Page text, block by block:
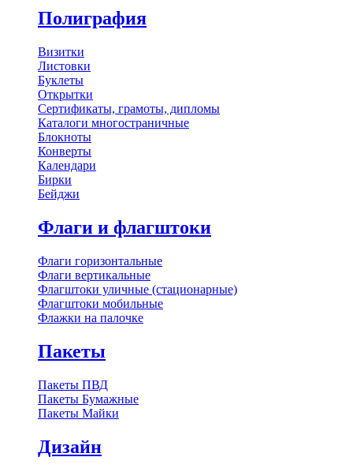
Полиграфия
Визитки
Листовки
Буклеты
Открытки
Сертификаты, грамоты, дипломы
Каталоги многостраничные
Блокноты
Конверты
Календари
Бирки
Бейджи
Флаги и флагштоки
Флаги горизонтальные
Флаги вертикальные
Флагштоки уличные (стационарные)
Флагштоки мобильные
Флажки на палочке
Пакеты
Пакеты ПВД
Пакеты Бумажные
Пакеты Майки
Дизайн